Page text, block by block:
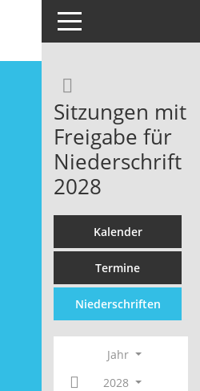
Toggle navigation
Sitzungen mit
Freigabe für
Niederschrift
2028
Kalender
Termine
Niederschriften
Jahr
2028